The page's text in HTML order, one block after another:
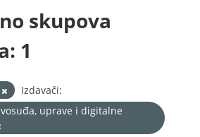
skupova
1
Izdavači:
uprave i digitalne